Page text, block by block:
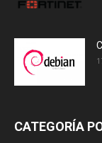
CATEGORÍA